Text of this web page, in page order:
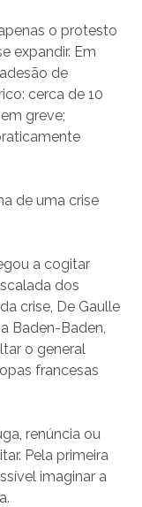
o protesto
expandir. Em
de
cerca de 10
greve;
de uma crise
a cogitar
dos
crise, De Gaulle
Baden-Baden,
o general
francesas
renúncia ou
Pela primeira
imaginar a